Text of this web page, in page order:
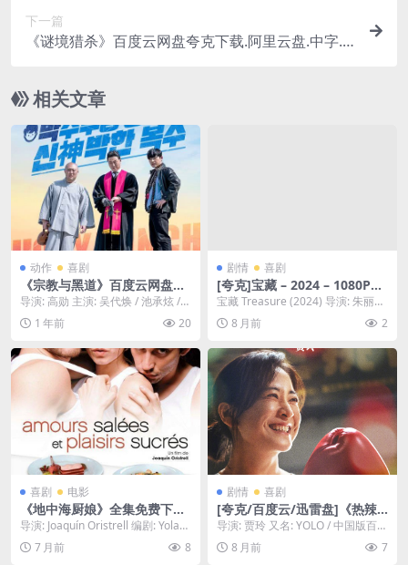
下一篇
《谜境猎杀》百度云网盘夸克下载.阿里云盘.中字.(2
相关文章
动作 喜剧
《宗教与黑道》百度云网盘夸
克下载.阿里云盘.中字.(2024)
导演: 高勋 主演: 吴代焕 / 池承炫 /
金正泰 又名: 东西联合大混战 /...
1 年前 20
剧情 喜剧
[夸克]宝藏 – 2024 – 1080P热
门资源直达 – 剧情/喜剧 -[DE]
宝藏 Treasure (2024) 导演: 朱丽亚·
冯·海因茨 编剧: 朱丽亚...
8 月前 2
喜剧 电影
《地中海厨娘》全集免费下载-
2009-网友狂刷推荐-喜剧/爱
情-[ES][夸克网盘/百度网盘]
导演: Joaquín Oristrell 编剧: Yolan
da García...
7 月前 8
剧情 喜剧
[夸克/百度云/迅雷盘]《热辣
滚烫》-2024-4K HDR观众口
碑爆棚-剧情/喜剧[CN]
导演: 贾玲 又名: YOLO / 中国版百元
之恋 资源下载：热辣滚烫阿里云
盘,...8 月前 7